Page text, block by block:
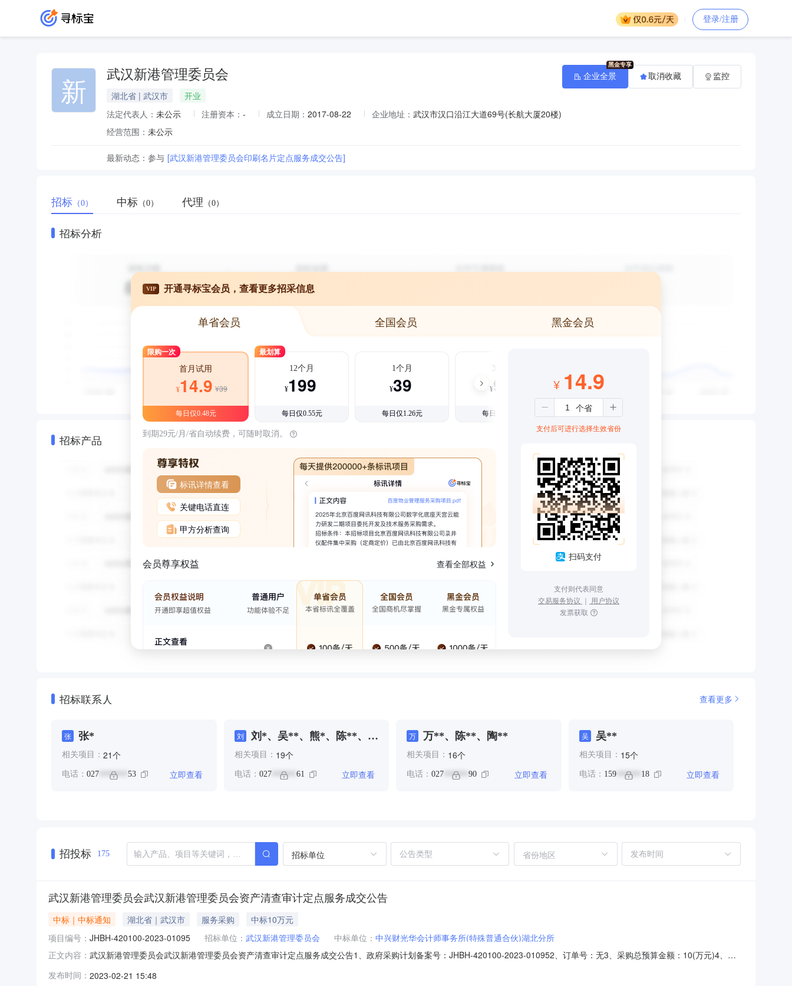
登录/注册
新 武汉新港管理委员会
湖北省 | 武汉市
开业
法定代表人： 未公示 注册资本： - 成立日期： 2017-08-22 企业地址： 武汉市汉口沿江大道69号(长航大厦20楼)
经营范围： 未公示
最新动态： 参与 [武汉新港管理委员会印刷名片定点服务成交公告]
企业全景 取消收藏 监控
招标 （0） 中标 （0） 代理 （0）
招标分析
招标产品
VIP 开通寻标宝会员，查看更多招采信息
单省会员 全国会员 黑金会员
限购一次
首月试用
¥14.9 ¥39
每日仅0.48元
最划算
12个月
¥199
每日仅0.55元
1个月
¥39
每日仅1.26元
3个月
¥99
每日仅1.08元
到期29元/月/省自动续费，可随时取消。
标讯详情查看
关键电话直连
甲方分析查询
会员尊享权益 查看全部权益
¥ 14.9
支付后可进行选择生效省份
扫码支付
支付则代表同意
交易服务协议 ｜ 用户协议
发票获取
招标联系人 查看更多
张 张*
相关项目： 21个
电话： 027 ******* 53 立即查看
刘
刘*、吴**、熊*、陈**、黄
相关项目： 19个
电话： 027 ****** 61 立即查看
万 万**、陈**、陶**
相关项目： 16个
电话： 027 ****** 90 立即查看
吴 吴**
相关项目： 15个
电话： 159****** 18 立即查看
招投标 175 招标单位 省份地区
武汉新港管理委员会武汉新港管理委员会资产清查审计定点服务成交公告
中标｜中标通知 湖北省｜武汉市 服务采购
中标10万元
项目编号： JHBH-420100-2023-01095 招标单位： 武汉新港管理委员会 中标单位： 中兴财光华会计师事务所(特殊普通合伙)湖北分所
正文内容： 武汉新港管理委员会武汉新港管理委员会资产清查审计定点服务成交公告1、政府采购计划备案号：JHBH-420100-2023-010952、订单号：无3、采购总预算金额：10(万元)4、本
所9、成交日期：2023-02-2110、执行方式：议价11、成交内容：审计服务相关下载
发布时间： 2023-02-21 15:48